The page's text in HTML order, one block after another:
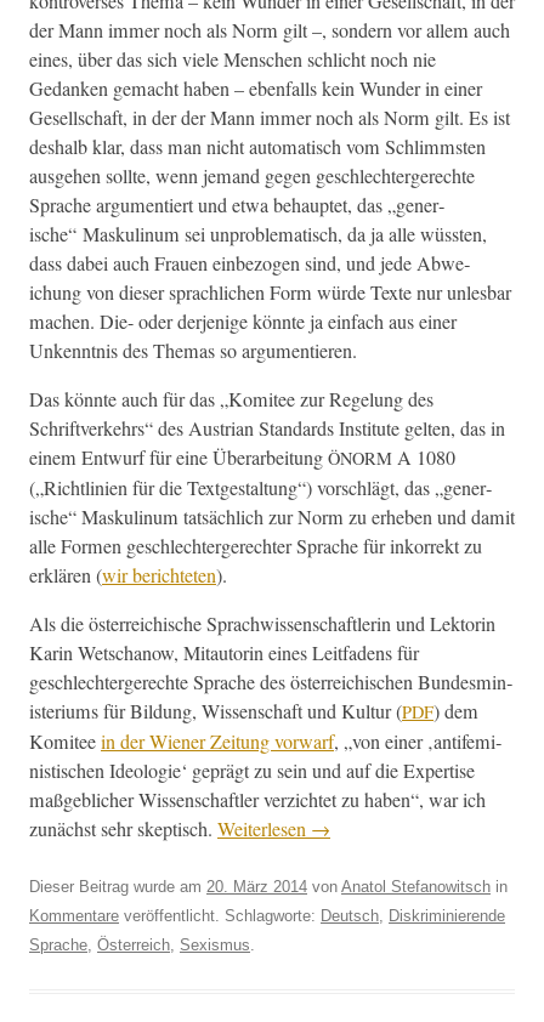
der Mann immer noch als Norm gilt –, son­dern vor allem auch
eines, über das sich viele Men­schen schlicht noch nie
Gedanken gemacht haben – eben­falls kein Wun­der in ein­er
Gesellschaft, in der der Mann immer noch als Norm gilt. Es ist
deshalb klar, dass man nicht automa­tisch vom Schlimm­sten
aus­ge­hen sollte, wenn jemand gegen geschlechterg­erechte
Sprache argu­men­tiert und etwa behauptet, das „gener­
ische“ Maskulinum sei unprob­lema­tisch, da ja alle wüssten,
dass dabei auch Frauen ein­be­zo­gen sind, und jede Abwe­
ichung von dieser sprach­lichen Form würde Texte nur unles­bar
machen. Die- oder der­jenige kön­nte ja ein­fach aus ein­er
Unken­nt­nis des The­mas so argumentieren.
Das kön­nte auch für das „Komi­tee zur Regelung des
Schriftverkehrs“ des Aus­tri­an Stan­dards Insti­tute gel­ten, das in
einem Entwurf für eine Über­ar­beitung ÖNORM A 1080
(„Richtlin­ien für die Textgestal­tung“) vorschlägt, das „gener­
ische“ Maskulinum tat­säch­lich zur Norm zu erheben und damit
alle For­men geschlechterg­erechter Sprache für inko­r­rekt zu
erk­lären (wir berichteten).
Als die öster­re­ichis­che Sprach­wis­senschaft­lerin und Lek­torin
Karin Wetschanow, Mitau­torin eines Leit­fadens für
geschlechterg­erechte Sprache des öster­re­ichis­chen Bun­desmin­
is­teri­ums für Bil­dung, Wis­senschaft und Kul­tur (PDF) dem
Komi­teein der Wiener Zeitung vor­warf, „von ein­er ‚antifem­i­
nis­tis­chen Ide­olo­gie‘ geprägt zu sein und auf die Exper­tise
maßge­blich­er Wis­senschaftler verzichtet zu haben“, war ich
zunächst sehr skep­tisch. Weit­er­lesen →
Dieser Beitrag wurde am 20. März 2014 von Anatol Stefanowitsch in
Kommentare veröffentlicht. Schlagworte: Deutsch
Diskriminierende
Sprache Österreich Sexismus